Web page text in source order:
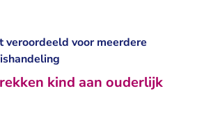
veroordeeld voor meerdere
kind aan ouderlijk